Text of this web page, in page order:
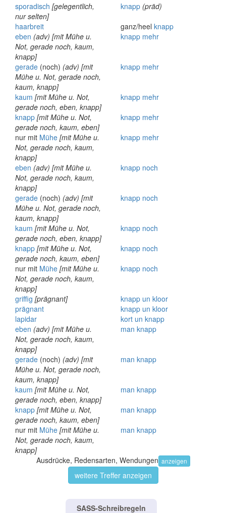
sporadisch [gelegentlich,
nur selten]
knapp (präd)
haarbreit
ganz/heel knapp
eben (adv) [mit Mühe u.
Not, gerade noch, kaum,
knapp]
knapp mehr
gerade (noch) (adv) [mit
Mühe u. Not, gerade noch,
kaum, knapp]
knapp mehr
kaum [mit Mühe u. Not,
gerade noch, eben, knapp]
knapp mehr
knapp [mit Mühe u. Not,
gerade noch, kaum, eben]
knapp mehr
nur mit Mühe [mit Mühe u.
Not, gerade noch, kaum,
knapp]
knapp mehr
eben (adv) [mit Mühe u.
Not, gerade noch, kaum,
knapp]
knapp noch
gerade (noch) (adv) [mit
Mühe u. Not, gerade noch,
kaum, knapp]
knapp noch
kaum [mit Mühe u. Not,
gerade noch, eben, knapp]
knapp noch
knapp [mit Mühe u. Not,
gerade noch, kaum, eben]
knapp noch
nur mit Mühe [mit Mühe u.
Not, gerade noch, kaum,
knapp]
knapp noch
griffig [prägnant] knapp un kloor
prägnant
knapp un kloor
lapidar
kort un knapp
eben (adv) [mit Mühe u.
Not, gerade noch, kaum,
knapp]
man knapp
gerade (noch) (adv) [mit
Mühe u. Not, gerade noch,
kaum, knapp]
man knapp
kaum [mit Mühe u. Not,
gerade noch, eben, knapp]
man knapp
knapp [mit Mühe u. Not,
gerade noch, kaum, eben]
man knapp
nur mit Mühe [mit Mühe u.
Not, gerade noch, kaum,
knapp]
man knapp
Ausdrücke, Redensarten, Wendungen anzeigen
weitere Treffer anzeigen
SASS-Schreibregeln